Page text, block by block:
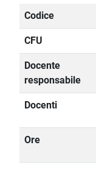
Codice
CFU
Docente
responsabile
Docenti
Ore